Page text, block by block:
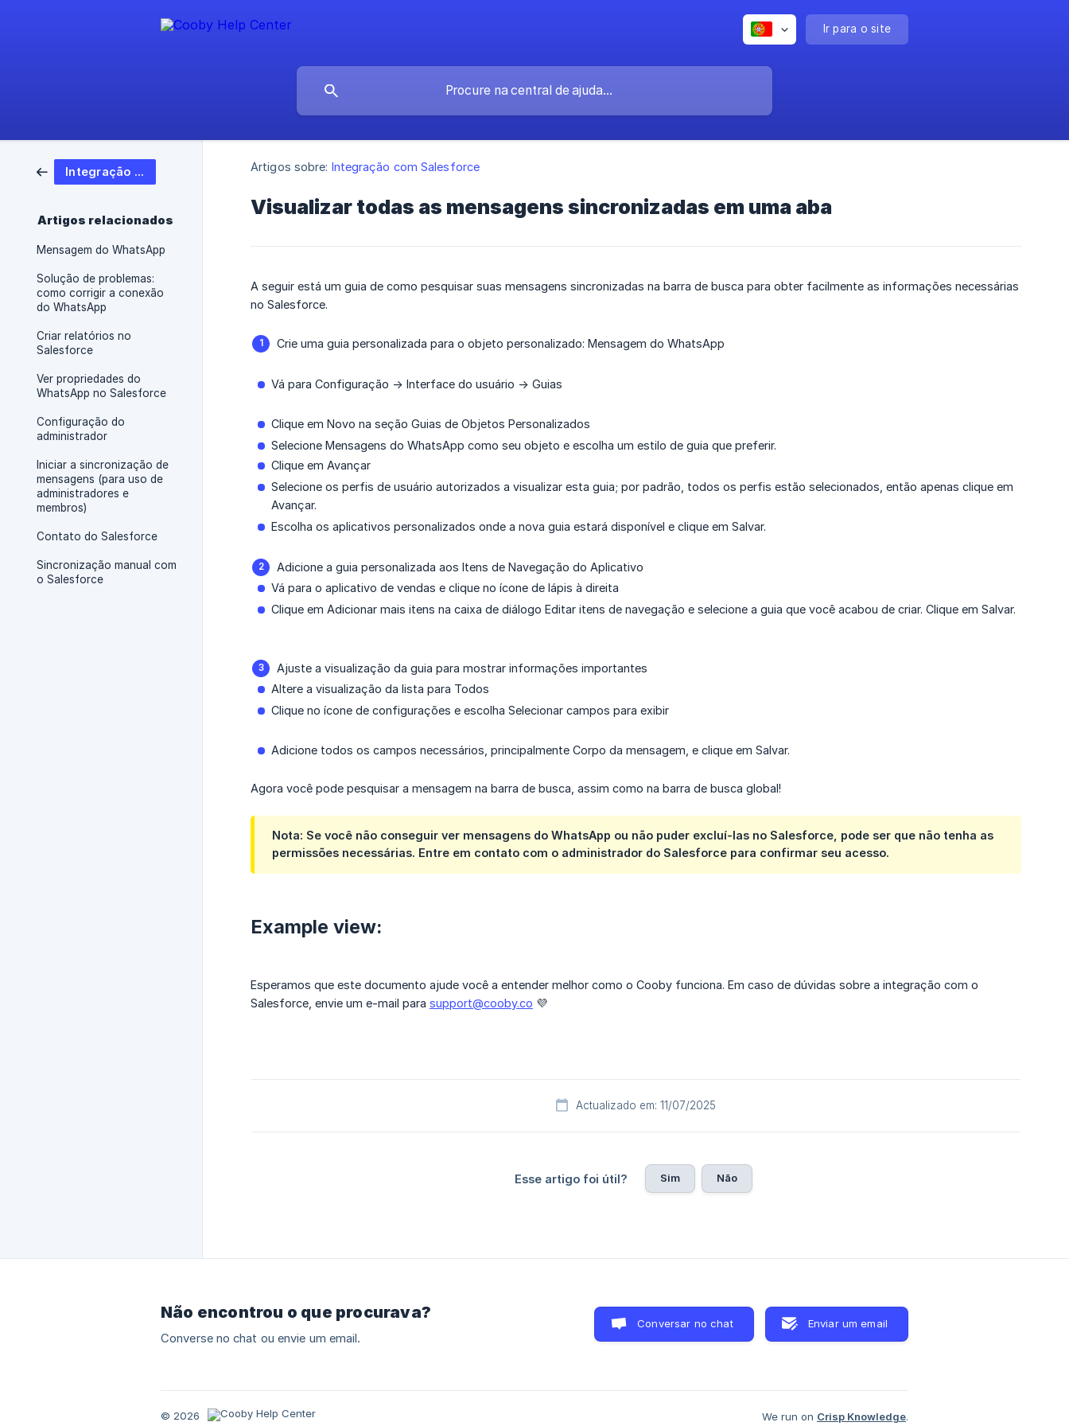
Ir para o site
Integração com Salesforce
Artigos relacionados
Mensagem do WhatsApp
Solução de problemas:
como corrigir a conexão
do WhatsApp
Criar relatórios no
Salesforce
Ver propriedades do
WhatsApp no Salesforce
Configuração do
administrador
Iniciar a sincronização de
mensagens (para uso de
administradores e
membros)
Contato do Salesforce
Sincronização manual com
o Salesforce
Artigos sobre: Integração com Salesforce
Visualizar todas as mensagens sincronizadas em uma aba
A seguir está um guia de como pesquisar suas mensagens sincronizadas na barra de busca para obter facilmente as informações necessárias
no Salesforce.
Crie uma guia personalizada para o objeto personalizado: Mensagem do WhatsApp
Vá para Configuração -> Interface do usuário -> Guias
Clique em Novo na seção Guias de Objetos Personalizados
Selecione Mensagens do WhatsApp como seu objeto e escolha um estilo de guia que preferir.
Clique em Avançar
Selecione os perfis de usuário autorizados a visualizar esta guia; por padrão, todos os perfis estão selecionados, então apenas clique em
Avançar.
Escolha os aplicativos personalizados onde a nova guia estará disponível e clique em Salvar.
Adicione a guia personalizada aos Itens de Navegação do Aplicativo
Vá para o aplicativo de vendas e clique no ícone de lápis à direita
Clique em Adicionar mais itens na caixa de diálogo Editar itens de navegação e selecione a guia que você acabou de criar. Clique em Salvar.
Ajuste a visualização da guia para mostrar informações importantes
Altere a visualização da lista para Todos
Clique no ícone de configurações e escolha Selecionar campos para exibir
Adicione todos os campos necessários, principalmente Corpo da mensagem, e clique em Salvar.
Agora você pode pesquisar a mensagem na barra de busca, assim como na barra de busca global!
Nota: Se você não conseguir ver mensagens do WhatsApp ou não puder excluí-las no Salesforce, pode ser que não tenha as
permissões necessárias. Entre em contato com o administrador do Salesforce para confirmar seu acesso.
Example view:
Esperamos que este documento ajude você a entender melhor como o Cooby funciona. Em caso de dúvidas sobre a integração com o
Salesforce, envie um e-mail para support@cooby.co 💜
Actualizado em: 11/07/2025
Esse artigo foi útil? Sim Não
Não encontrou o que procurava?
Converse no chat ou envie um email.
Conversar no chat Enviar um email
© 2026 We run on Crisp Knowledge.